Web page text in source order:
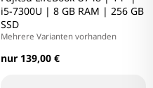
i5-7300U | 8 GB RAM | 256 GB
SSD
Mehrere Varianten vorhanden
nur 139,00 €